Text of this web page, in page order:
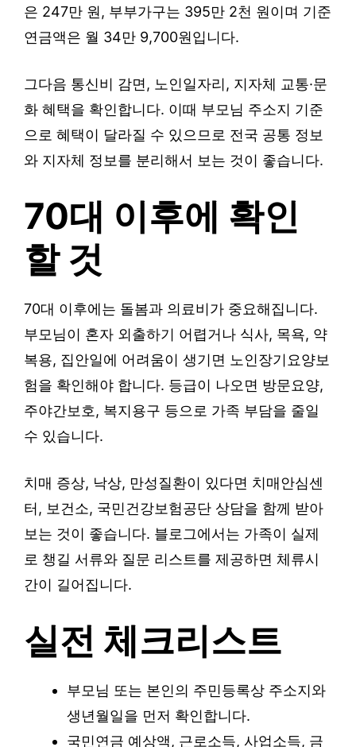
은 247만 원, 부부가구는 395만 2천 원이며 기준
연금액은 월 34만 9,700원입니다.
그다음 통신비 감면, 노인일자리, 지자체 교통·문
화 혜택을 확인합니다. 이때 부모님 주소지 기준
으로 혜택이 달라질 수 있으므로 전국 공통 정보
와 지자체 정보를 분리해서 보는 것이 좋습니다.
70대 이후에 확인
할 것
70대 이후에는 돌봄과 의료비가 중요해집니다.
부모님이 혼자 외출하기 어렵거나 식사, 목욕, 약
복용, 집안일에 어려움이 생기면 노인장기요양보
험을 확인해야 합니다. 등급이 나오면 방문요양,
주야간보호, 복지용구 등으로 가족 부담을 줄일
수 있습니다.
치매 증상, 낙상, 만성질환이 있다면 치매안심센
터, 보건소, 국민건강보험공단 상담을 함께 받아
보는 것이 좋습니다. 블로그에서는 가족이 실제
로 챙길 서류와 질문 리스트를 제공하면 체류시
간이 길어집니다.
실전 체크리스트
부모님 또는 본인의 주민등록상 주소지와
생년월일을 먼저 확인합니다.
국민연금 예상액, 근로소득, 사업소득, 금